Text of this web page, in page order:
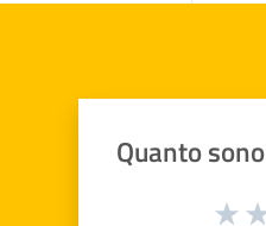
Quanto
Valuta da 1 a 5